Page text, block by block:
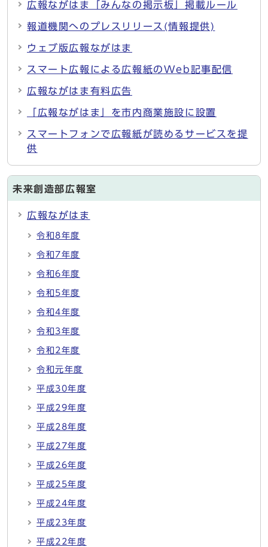
広報ながはま「みんなの掲示板」掲載ルール
報道機関へのプレスリリース(情報提供)
ウェブ版広報ながはま
スマート広報による広報紙のWeb記事配信
広報ながはま有料広告
「広報ながはま」を市内商業施設に設置
スマートフォンで広報紙が読めるサービスを提
供
未来創造部広報室
広報ながはま
令和8年度
令和7年度
令和6年度
令和5年度
令和4年度
令和3年度
令和2年度
令和元年度
平成30年度
平成29年度
平成28年度
平成27年度
平成26年度
平成25年度
平成24年度
平成23年度
平成22年度